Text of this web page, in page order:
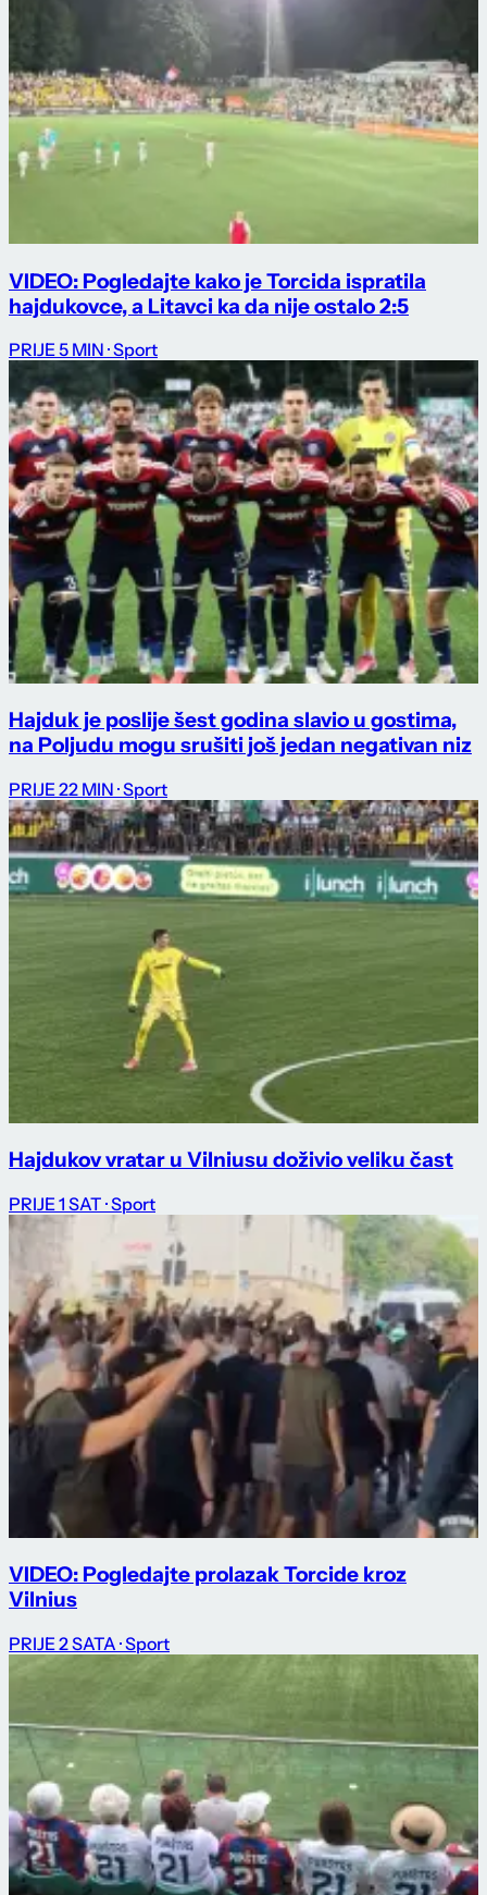
VIDEO: Pogledajte kako je Torcida ispratila
hajdukovce, a Litavci ka da nije ostalo 2:5
PRIJE 5 MIN · Sport
Hajduk je poslije šest godina slavio u gostima,
na Poljudu mogu srušiti još jedan negativan niz
PRIJE 22 MIN · Sport
Hajdukov vratar u Vilniusu doživio veliku čast
PRIJE 1 SAT · Sport
VIDEO: Pogledajte prolazak Torcide kroz
Vilnius
PRIJE 2 SATA · Sport